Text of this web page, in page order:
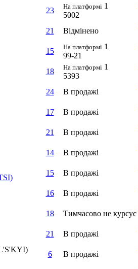
23 На платформi 1
5002
21 Вiдмiнено
15 На платформi 1
99-21
18 На платформi 1
5393
24 В продажi
17 В продажi
21 В продажi
14 В продажi
15 В продажi
16 В продажi
18 Тимчасово не курсує
21 В продажi
6 В продажi